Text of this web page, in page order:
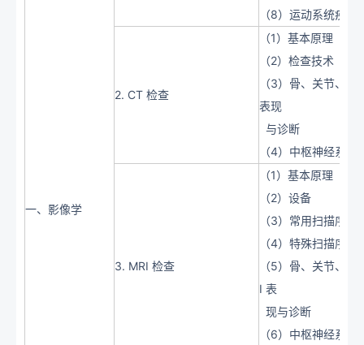
一、影像学
（8）运动系统疾
2. CT 检查
（1）基本原理
（2）检查技术
（3）骨、关节、
表现
与诊断
（4）中枢神经系
3. MRI 检查
（1）基本原理
（2）设备
（3）常用扫描序列
（4）特殊扫描序列
（5）骨、关节、
I 表
现与诊断
（6）中枢神经系